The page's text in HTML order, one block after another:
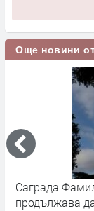
Още новини
Саграда
продължава